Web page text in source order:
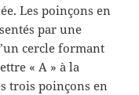
Les poinçons en
par une
cercle formant
« A » à la
trois poinçons en